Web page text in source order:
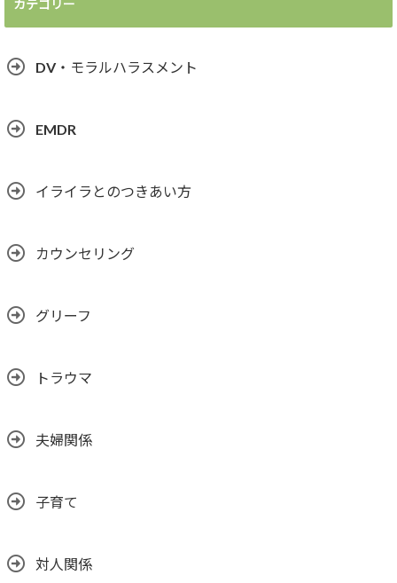
カテゴリー
DV・モラルハラスメント
EMDR
イライラとのつきあい方
カウンセリング
グリーフ
トラウマ
夫婦関係
子育て
対人関係